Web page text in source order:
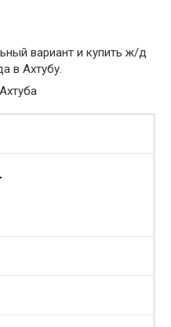
вариант и купить ж/д
в Ахтубу.